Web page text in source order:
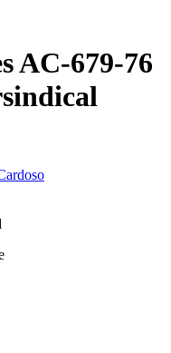
AC-679-76